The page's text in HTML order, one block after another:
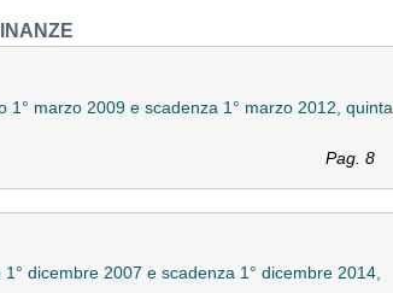
marzo 2009 e scadenza 1° marzo 2012, quinta
Pag. 8
dicembre 2007 e scadenza 1° dicembre 2014,